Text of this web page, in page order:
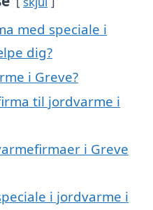
med speciale i
dig?
i Greve?
til jordvarme i
i Greve
i jordvarme i